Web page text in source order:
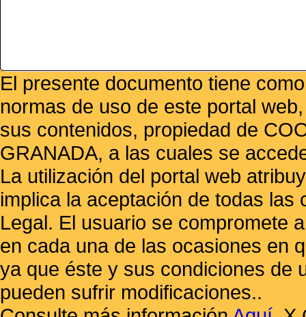
El presente documento tiene
normas de uso de este portal
sus contenidos, propiedad de
GRANADA, a las cuales se
La utilización del portal web
implica la aceptación de todas
Legal. El usuario se compromete
en cada una de las ocasiones en
ya que éste y sus condiciones de
pueden sufrir modificaciones..